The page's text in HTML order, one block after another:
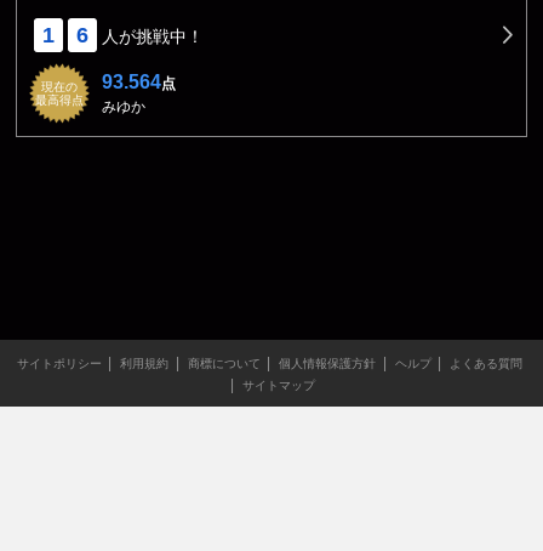
1 6 人が挑戦中！
現在の
最高得点
93.564点
みゆか
サイトポリシー 利用規約 商標について 個人情報保護方針 ヘルプ
よくある質問
サイトマップ